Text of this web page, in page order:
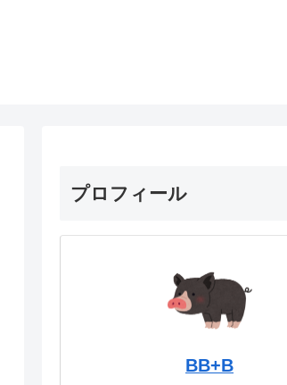
プロフィール
BB+B